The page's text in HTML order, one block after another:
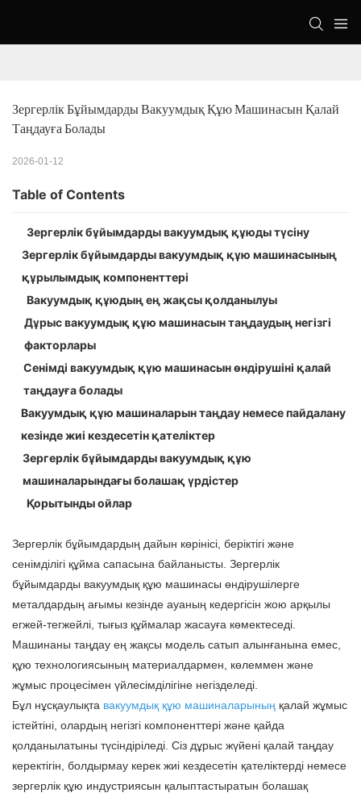
Зергерлік Бұйымдарды Вакуумдық Құю Машинасын Қалай
Таңдауға Болады
2026-01-12
Table of Contents
Зергерлік бұйымдарды вакуумдық құюды түсіну
Зергерлік бұйымдарды вакуумдық құю машинасының
құрылымдық компоненттері
Вакуумдық құюдың ең жақсы қолданылуы
Дұрыс вакуумдық құю машинасын таңдаудың негізгі
факторлары
Сенімді вакуумдық құю машинасын өндірушіні қалай
таңдауға болады
Вакуумдық құю машиналарын таңдау немесе пайдалану
кезінде жиі кездесетін қателіктер
Зергерлік бұйымдарды вакуумдық құю
машиналарындағы болашақ үрдістер
Қорытынды ойлар
Зергерлік бұйымдардың дайын көрінісі, беріктігі және
сенімділігі құйма сапасына байланысты. Зергерлік
бұйымдарды вакуумдық құю машинасы өндірушілерге
металдардың ағымы кезінде ауаның кедергісін жою арқылы
егжей-тегжейлі, тығыз құймалар жасауға көмектеседі.
Машинаны таңдау ең жақсы модель сатып алынғанына емес,
құю технологиясының материалдармен, көлеммен және
жұмыс процесімен үйлесімділігіне негізделеді.
Бұл нұсқаулықта вакуумдық құю машиналарының қалай жұмыс
істейтіні, олардың негізгі компоненттері және қайда
қолданылатыны түсіндіріледі. Сіз дұрыс жүйені қалай таңдау
керектігін, болдырмау керек жиі кездесетін қателіктерді немесе
зергерлік құю индустриясын қалыптастыратын болашақ